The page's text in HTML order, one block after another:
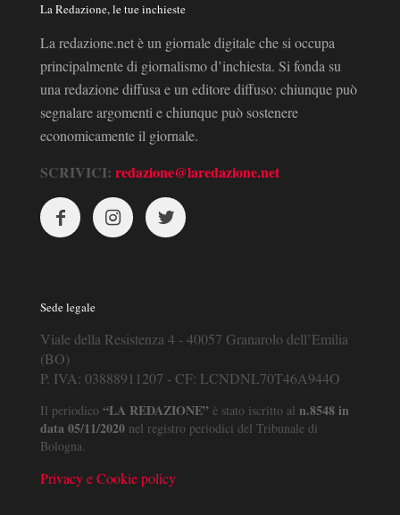
La Redazione, le tue inchieste
La redazione.net è un giornale digitale che si occupa
principalmente di giornalismo d’inchiesta. Si fonda su
una redazione diffusa e un editore diffuso: chiunque può
segnalare argomenti e chiunque può sostenere
economicamente il giornale.
SCRIVICI: redazione@laredazione.net
Sede legale
Viale della Resistenza 4 - 40057 Granarolo dell’Emilia
(BO)
P. IVA: 03888911207 - CF: LCNDNL70T46A944O
Il periodico “LA REDAZIONE” è stato iscritto al n.8548 in
data 05/11/2020 nel registro periodici del Tribunale di
Bologna.
Privacy e Cookie policy